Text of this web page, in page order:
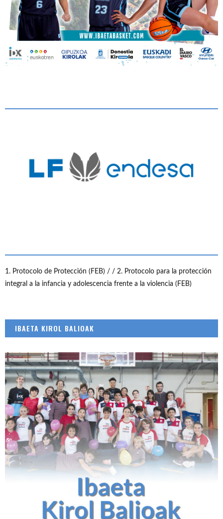
1. Protocolo de Protección (FEB) / / 2. Protocolo para la protección
integral a la infancia y adolescencia frente a la violencia (FEB)
IBAETA KIROL BALIOAK